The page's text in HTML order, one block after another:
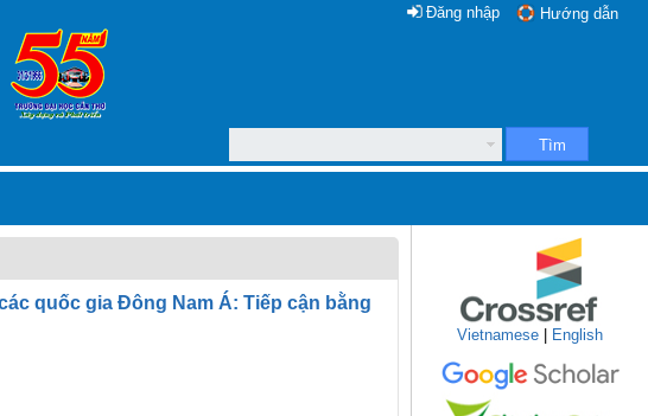
Hướng dẫn
Đăng nhập
Tìm
quốc gia Đông Nam Á: Tiếp cận bằng
Vietnamese English